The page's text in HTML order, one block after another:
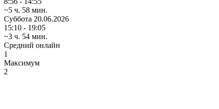
~5 ч. 58 мин.
Суббота 20.06.2026
15:10 - 19:05
~3 ч. 54 мин.
Средний онлайн
1
Максимум
2